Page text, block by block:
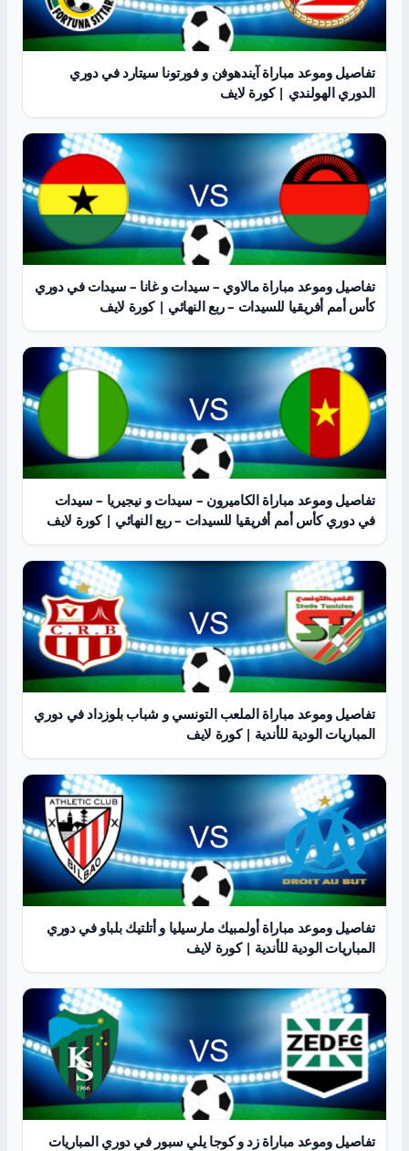
تفاصيل وموعد مباراة آيندهوفن و فورتونا سيتارد في دوري
الدوري الهولندي | كورة لايف
تفاصيل وموعد مباراة مالاوي – سيدات و غانا – سيدات في دوري
كأس أمم أفريقيا للسيدات – ربع النهائي | كورة لايف
تفاصيل وموعد مباراة الكاميرون – سيدات و نيجيريا – سيدات
في دوري كأس أمم أفريقيا للسيدات – ربع النهائي | كورة لايف
تفاصيل وموعد مباراة الملعب التونسي و شباب بلوزداد في دوري
المباريات الودية للأندية | كورة لايف
تفاصيل وموعد مباراة أولمبيك مارسيليا و أتلتيك بلباو في دوري
المباريات الودية للأندية | كورة لايف
تفاصيل وموعد مباراة زد و كوجا يلي سبور في دوري المباريات